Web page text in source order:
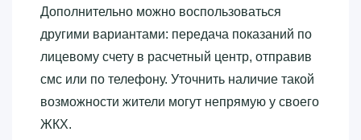
Дополнительно можно воспользоваться
другими вариантами: передача показаний по
лицевому счету в расчетный центр, отправив
смс или по телефону. Уточнить наличие такой
возможности жители могут непрямую у своего
ЖКХ.